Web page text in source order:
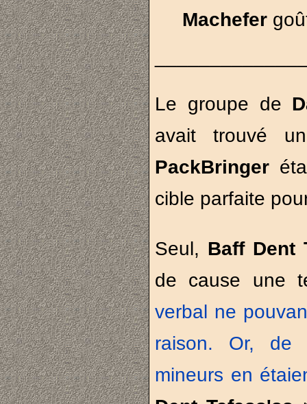
Machefer
Le groupe de
avait trouvé
PackBringer
cible parfaite
Seul, Baff Dent
de cause une
verbal ne
raison. Or, de
mineurs en